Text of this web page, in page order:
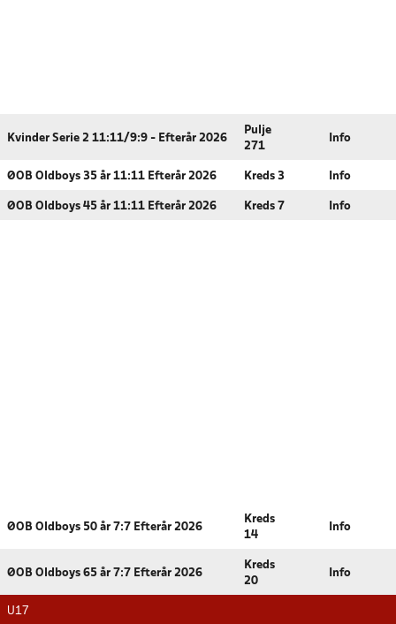
Kvinder Serie 2 11:11/9:9 - Efterår 2026
Pulje
271
Info
ØOB Oldboys 35 år 11:11 Efterår 2026 Kreds 3 Info
ØOB Oldboys 45 år 11:11 Efterår 2026 Kreds 7 Info
ØOB Oldboys 50 år 7:7 Efterår 2026
Kreds
14
Info
ØOB Oldboys 65 år 7:7 Efterår 2026
Kreds
20
Info
U17